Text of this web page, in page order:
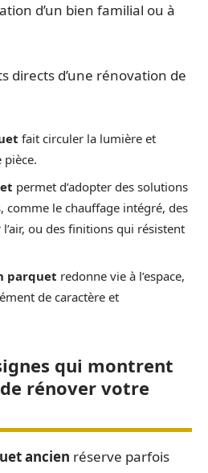
d’un bien familial ou à
directs d’une rénovation de
fait circuler la lumière et
pièce.
permet d’adopter des solutions
comme le chauffage intégré, des
ou des finitions qui résistent
parquet redonne vie à l’espace,
de caractère et
qui montrent
rénover votre
ancien réserve parfois